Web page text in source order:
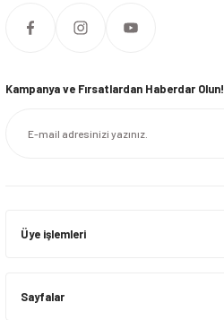
Kampanya ve Fırsatlardan Haberdar Olun!
Üye işlemleri
Sayfalar